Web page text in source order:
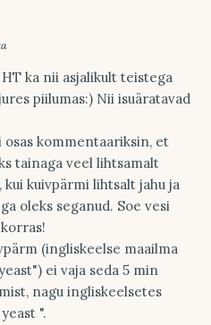
ka nii asjalikult teistega
piilumas:) Nii isuäratavad
kommentaariksin, et
tainaga veel lihtsamalt
kui kuivpärmi lihtsalt jahu ja
oleks seganud. Soe vesi
(ingliskeelse maailma
ei vaja seda 5 min
nagu ingliskeelsetes
".